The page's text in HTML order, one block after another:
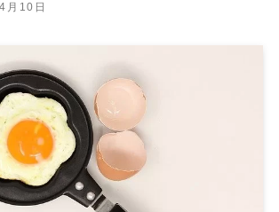
月10日